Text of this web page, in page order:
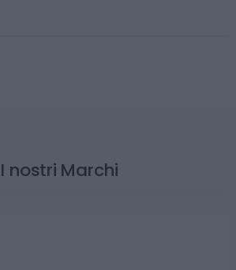
I nostri Marchi